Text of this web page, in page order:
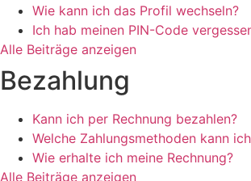
Wie kann ich das Profil wechseln?
Ich hab meinen PIN-Code
Alle Beiträge anzeigen
Bezahlung
Kann ich per Rechnung bezahlen?
Welche Zahlungsmethoden kann
Wie erhalte ich meine Rechnung?
Alle Beiträge anzeigen